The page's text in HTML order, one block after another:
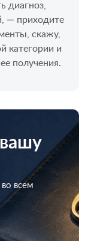
диагноз,
— приходите
скажу,
категории и
получения.
всем